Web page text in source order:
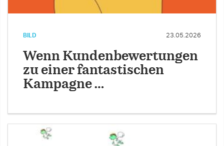
BILD 23.05.2026
Wenn Kundenbewertungen
zu einer fantastischen
Kampagne …